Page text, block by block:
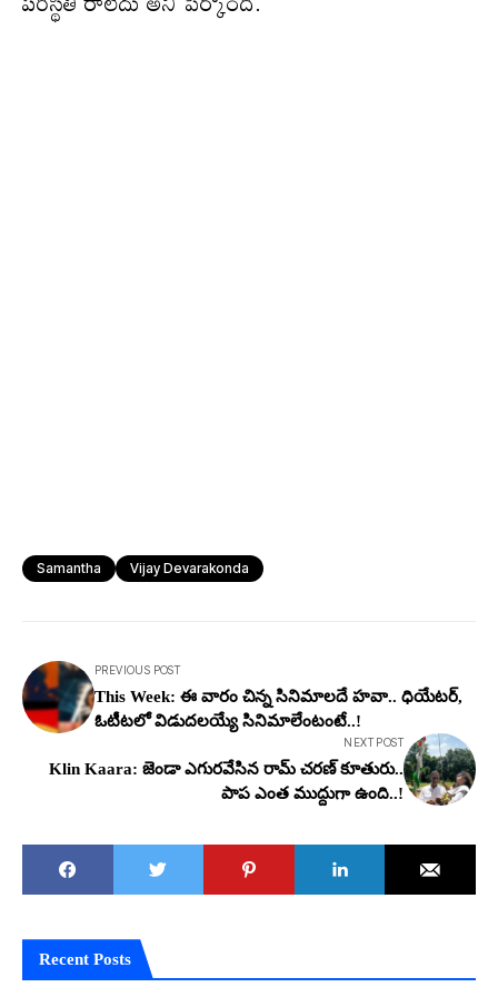
Samantha Vijay Devarakonda
PREVIOUS POST
This Week: ఈ వారం చిన్న సినిమాల‌దే హ‌వా.. ధియేట‌ర్,
ఓటీట‌లో విడుద‌ల‌య్యే సినిమాలేంటంటే..!
NEXT POST
Klin Kaara: జెండా ఎగుర‌వేసిన రామ్ చ‌ర‌ణ్ కూతురు..
పాప ఎంత ముద్దుగా ఉంది..!
Recent Posts